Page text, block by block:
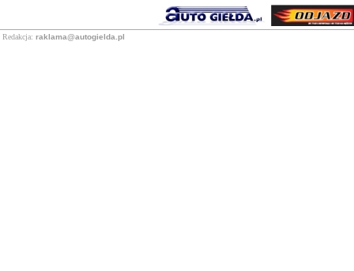
Redakcja: raklama@autogielda.pl